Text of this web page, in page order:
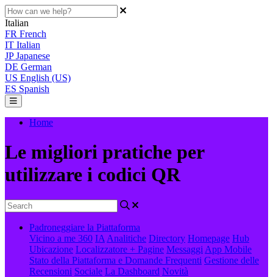
Italian
FR French
IT Italian
JP Japanese
DE German
US English (US)
ES Spanish
Home
Le migliori pratiche per
utilizzare i codici QR
Padroneggiare la Piattaforma
Vicino a me 360 IA Analitiche Directory Homepage Hub
Ubicazione Localizzatore + Pagine Messaggi App Mobile
Stato della Piattaforma e Domande Frequenti Gestione delle
Recensioni Sociale La Dashboard Novità